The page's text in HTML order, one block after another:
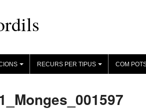
+ +
RECURS PER TIPUS COM